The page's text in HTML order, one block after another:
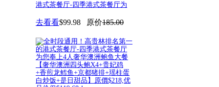
港式茶餐厅-四季港式茶餐厅为
您
去看看$99.98 原价185.00